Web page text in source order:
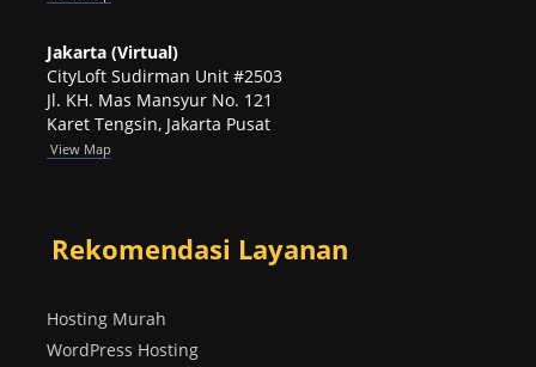
Jakarta (Virtual)
CityLoft Sudirman Unit #2503
Jl. KH. Mas Mansyur No. 121
Karet Tengsin, Jakarta Pusat
View Map
Rekomendasi Layanan
Hosting Murah
WordPress Hosting